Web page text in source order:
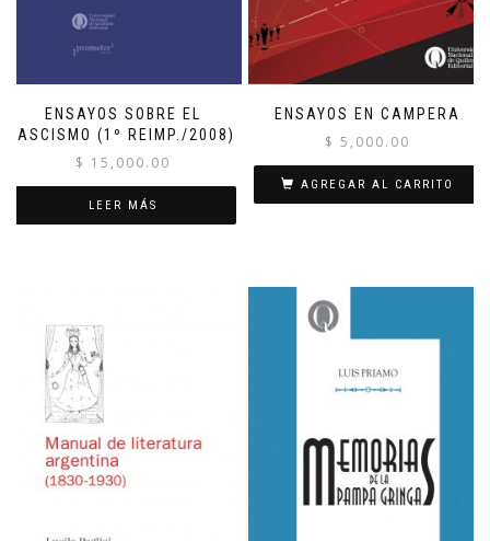
ENSAYOS SOBRE EL
FASCISMO (1º REIMP./2008)
$ 15,000.00
LEER MÁS
ENSAYOS EN CAMPERA
$ 5,000.00
AGREGAR AL CARRITO